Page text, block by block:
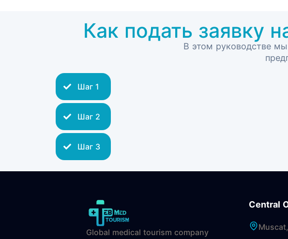
Как подать заявку
В этом руководстве
Шаг 1
Шаг 2
Шаг 3
Global medical tourism company
Central